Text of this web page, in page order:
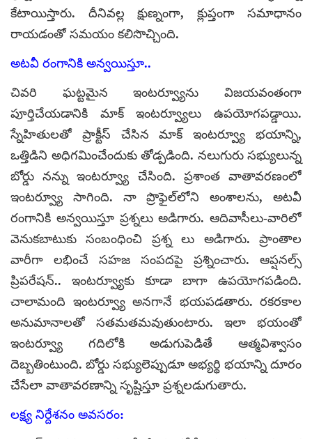
కేటాయిస్తారు. దీనివల్ల క్షుణ్నంగా, క్లుప్తంగా సమాధానం
రాయడంతో సమయం కలిసొచ్చింది.
అటవీ రంగానికి అన్వయిస్తూ..
చివరి ఘట్టమైన ఇంటర్వ్యూను విజయవంతంగా
పూర్తిచేయడానికి మాక్ ఇంటర్వ్యూలు ఉపయోగపడ్డాయి.
స్నేహితులతో ప్రాక్టీస్ చేసిన మాక్ ఇంటర్వ్యూ భయాన్ని,
ఒత్తిడిని అధిగమించేందుకు తోడ్పడింది. నలుగురు సభ్యులున్న
బోర్డు నన్ను ఇంటర్వ్యూ చేసింది. ప్రశాంత వాతావరణంలో
ఇంటర్వ్యూ సాగింది. నా ప్రొఫైల్‌లోని అంశాలను, అటవీ
రంగానికి అన్వయిస్తూ ప్రశ్నలు అడిగారు. ఆదివాసీలు-వారిలో
వెనుకబాటుకు సంబంధించి ప్రశ్న లు అడిగారు. ప్రాంతాల
వారీగా లభించే సహజ సంపదపై ప్రశ్నించారు. ఆప్షనల్స్
ప్రిపరేషన్.. ఇంటర్వ్యూకు కూడా బాగా ఉపయోగపడింది.
చాలామంది ఇంటర్వ్యూ అనగానే భయపడతారు. రకరకాల
అనుమానాలతో సతమతమవుతుంటారు. ఇలా భయంతో
ఇంటర్వ్యూ గదిలోకి అడుగుపెడితే ఆత్మవిశ్వాసం
దెబ్బతింటుంది. బోర్డు సభ్యులెప్పుడూ అభ్యర్థి భయాన్ని దూరం
చేసేలా వాతావరణాన్ని సృష్టిస్తూ ప్రశ్నలడుగుతారు.
లక్ష్య నిర్దేశనం అవసరం: